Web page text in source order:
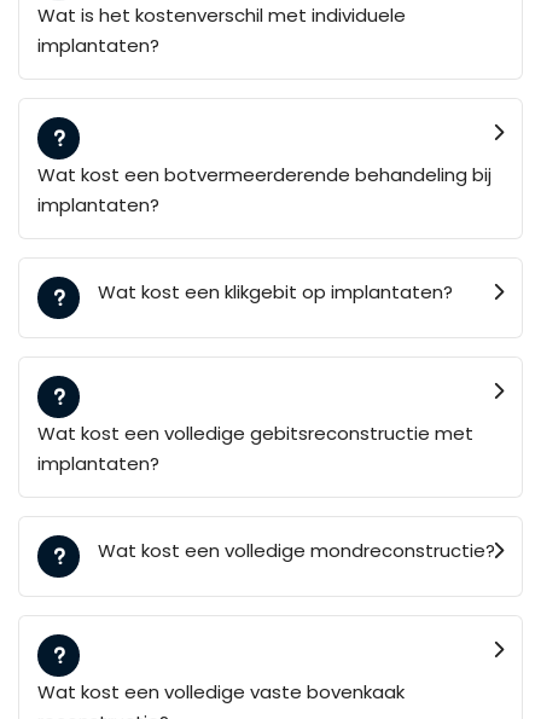
Wat is het kostenverschil met individuele
implantaten?
Wat kost een botvermeerderende behandeling bij
implantaten?
Wat kost een klikgebit op implantaten?
Wat kost een volledige gebitsreconstructie met
implantaten?
Wat kost een volledige mondreconstructie?
Wat kost een volledige vaste bovenkaak